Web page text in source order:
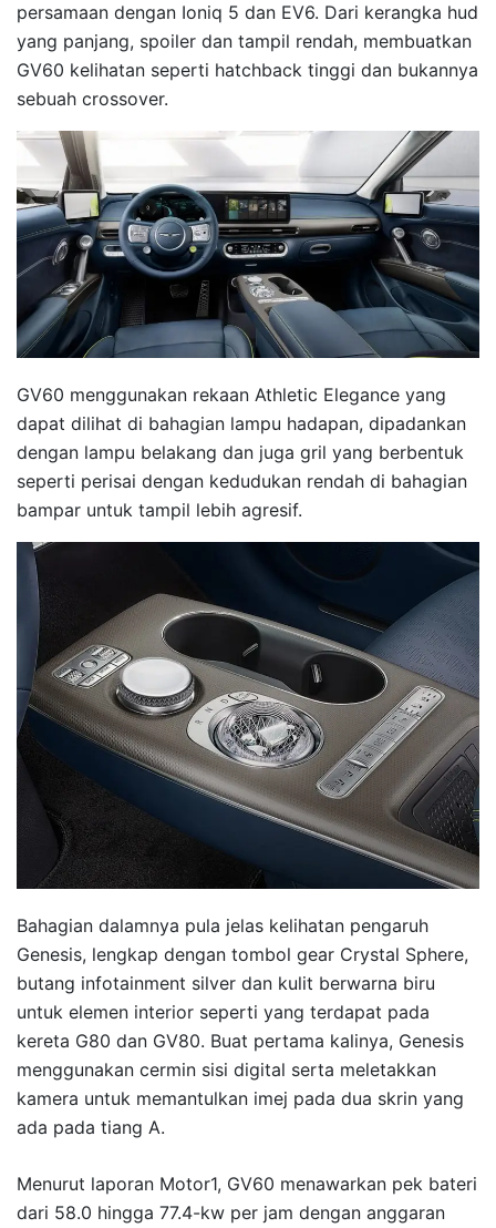
persamaan dengan Ioniq 5 dan EV6. Dari kerangka hud
yang panjang, spoiler dan tampil rendah, membuatkan
GV60 kelihatan seperti hatchback tinggi dan bukannya
sebuah crossover.
GV60 menggunakan rekaan Athletic Elegance yang
dapat dilihat di bahagian lampu hadapan, dipadankan
dengan lampu belakang dan juga gril yang berbentuk
seperti perisai dengan kedudukan rendah di bahagian
bampar untuk tampil lebih agresif.
Bahagian dalamnya pula jelas kelihatan pengaruh
Genesis, lengkap dengan tombol gear Crystal Sphere,
butang infotainment silver dan kulit berwarna biru
untuk elemen interior seperti yang terdapat pada
kereta G80 dan GV80. Buat pertama kalinya, Genesis
menggunakan cermin sisi digital serta meletakkan
kamera untuk memantulkan imej pada dua skrin yang
ada pada tiang A.
Menurut laporan Motor1, GV60 menawarkan pek bateri
dari 58.0 hingga 77.4-kw per jam dengan anggaran